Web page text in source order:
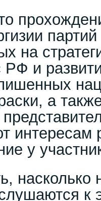
на
РФ и
а
у
к